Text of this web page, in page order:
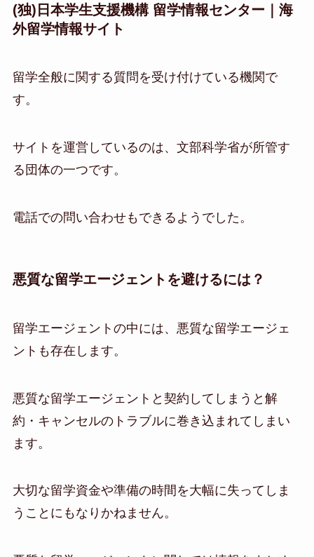
(独)日本学生支援機構 留学情報センター｜海
外留学情報サイト
留学全般に関する質問を受け付けている機関で
す。
サイトを運営しているのは、文部科学省が所管す
る団体の一つです。
電話での問い合わせもできるようでした。
悪質な留学エージェントを避けるには？
留学エージェントの中には、悪質な留学エージェ
ントも存在します。
悪質な留学エージェントと契約してしまうと解
約・キャンセルのトラブルに巻き込まれてしまい
ます。
大切な留学資金や準備の時間を大幅に失ってしま
うことにもなりかねません。